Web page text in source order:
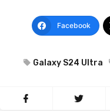
Facebook
Galaxy S24 Ultra